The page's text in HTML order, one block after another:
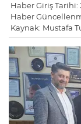
Haber Giriş Tarihi:
Haber
Kaynak: Mustafa